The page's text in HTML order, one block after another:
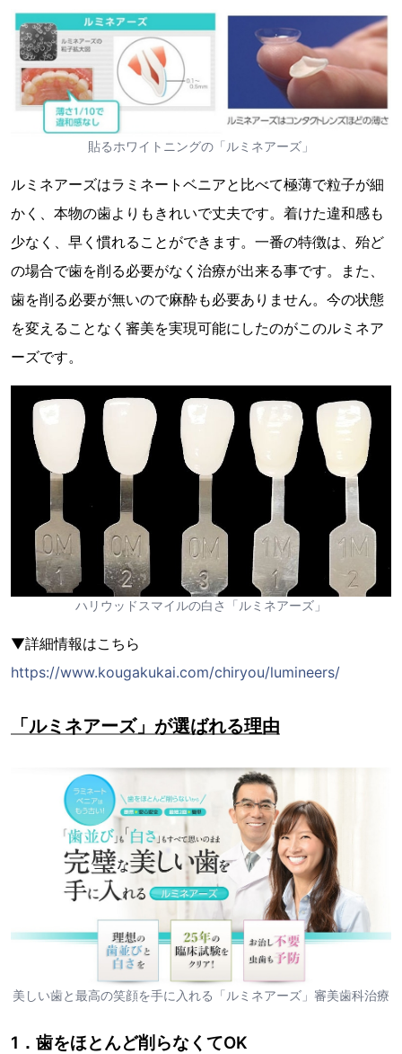
貼るホワイトニングの「ルミネアーズ」
ルミネアーズはラミネートベニアと比べて極薄で粒子が細
かく、本物の歯よりもきれいで丈夫です。着けた違和感も
少なく、早く慣れることができます。一番の特徴は、殆ど
の場合で歯を削る必要がなく治療が出来る事です。また、
歯を削る必要が無いので麻酔も必要ありません。今の状態
を変えることなく審美を実現可能にしたのがこのルミネア
ーズです。
ハリウッドスマイルの白さ「ルミネアーズ」
▼詳細情報はこちら
https://www.kougakukai.com/chiryou/lumineers/
「ルミネアーズ」が選ばれる理由
美しい歯と最高の笑顔を手に入れる「ルミネアーズ」審美歯科治療
1．歯をほとんど削らなくてOK